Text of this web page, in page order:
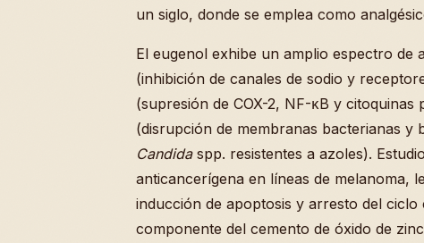
un siglo, donde se emplea como
El eugenol exhibe un amplio espectro de
(inhibición de canales de sodio y
(supresión de COX-2, NF-κB y citoquinas
(disrupción de membranas bacterianas y
Candidaspp. resistentes a azoles).
anticancerígena en líneas de melanoma,
inducción de apoptosis y arresto del
componente del cemento de óxido de